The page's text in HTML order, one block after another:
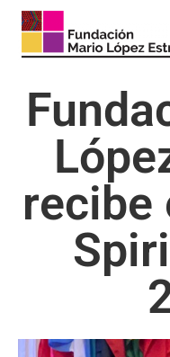
recibe